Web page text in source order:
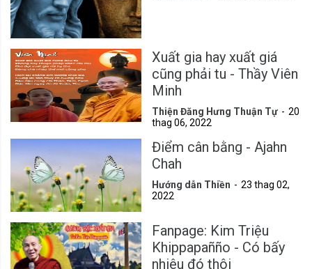
Xuất gia hay xuất giá
cũng phải tu - Thầy Viên
Minh
Thiện Đăng Hưng Thuận Tự
20
thag 06, 2022
Điểm cân bằng - Ajahn
Chah
Hướng dẫn Thiền
23 thag 02,
2022
Fanpage: Kim Triệu
Khippapañño - Có bấy
nhiêu đó thôi